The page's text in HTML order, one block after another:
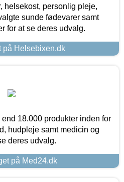
helsekost, personlig pleje,
sunde fødevarer samt
for at se deres udvalg.
på Helsebixen.dk
18.000 produkter inden for
hudpleje samt medicin og
deres udvalg.
på Med24.dk